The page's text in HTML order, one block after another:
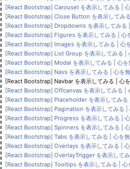
[React Bootstrap] Carousel を表示してみる |
[React Bootstrap] Close Button を表示してみ
[React Bootstrap] Dropdowns を表示してみる
[React Bootstrap] Figures を表示してみる | 心
[React Bootstrap] Images を表示してみる | 心
[React Bootstrap] List Group を表示してみる |
[React Bootstrap] Modal を表示してみる | 心を
[React Bootstrap] Navs を表示してみる | 心を
[React Bootstrap] Navbar を表示してみる | 心
[React Bootstrap] Offcanvas を表示してみる |
[React Bootstrap] Placeholder を表示してみる
[React Bootstrap] Pagination を表示してみる |
[React Bootstrap] Progress を表示してみる |
[React Bootstrap] Spinners を表示してみる |
[React Bootstrap] Tabs を表示してみる | 心を
[React Bootstrap] Overlays を表示してみる |
[React Bootstrap] OverlayTrigger を表示して
[React Bootstrap] Tooltips を表示してみる | 心